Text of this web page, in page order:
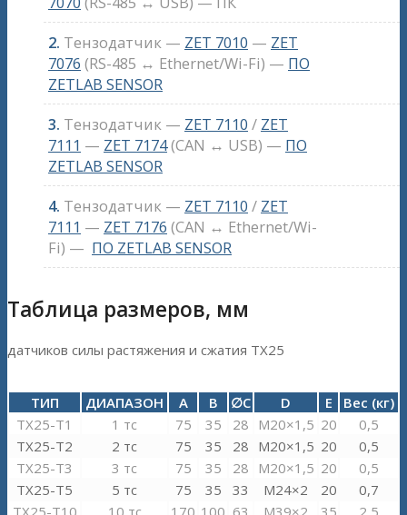
2. Тензодатчик — ZET 7010 — ZET
7076 (RS-485 ↔ Ethernet/Wi-Fi) — ПО
ZETLAB SENSOR
3. Тензодатчик — ZET 7110 / ZET
7111 — ZET 7174(CAN ↔ USB) — ПО
ZETLAB SENSOR
4. Тензодатчик — ZET 7110 / ZET
7111 — ZET 7176 (CAN ↔ Ethernet/Wi-
Fi) — ПО ZETLAB SENSOR
Таблица размеров, мм
датчиков силы растяжения и сжатия TX25
ТИП ДИАПАЗОН A B ∅C D E
Вес (кг)
TX25-T1
1 тс 75 35 28 М20×1,5 20
0,5
TX25-T2
2 тс 75 35 28 M20×1,5 20
0,5
TX25-T3
3 тс 75 35 28 M20×1,5 20
0,5
TX25-T5
5 тс 75 35 33 M24×2 20
0,7
TX25-T10
10 тс 170 100 63 M39×2 35 2,5